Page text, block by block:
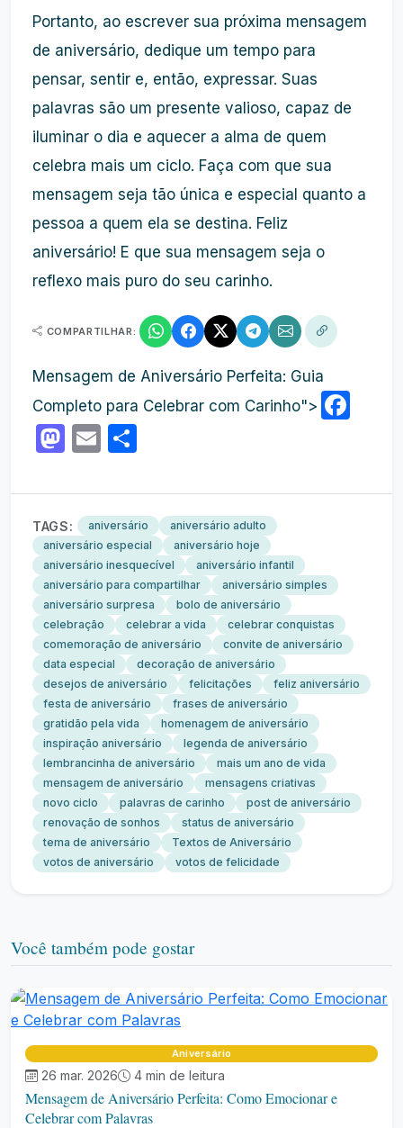
Portanto, ao escrever sua próxima mensagem
de aniversário, dedique um tempo para
pensar, sentir e, então, expressar. Suas
palavras são um presente valioso, capaz de
iluminar o dia e aquecer a alma de quem
celebra mais um ciclo. Faça com que sua
mensagem seja tão única e especial quanto a
pessoa a quem ela se destina. Feliz
aniversário! E que sua mensagem seja o
reflexo mais puro do seu carinho.
COMPARTILHAR:
Mensagem de Aniversário Perfeita: Guia
Completo para Celebrar com Carinho">
Mastodon
Email
TAGS: aniversário
aniversário adulto
aniversário especial
aniversário hoje
aniversário inesquecível
aniversário infantil
aniversário para compartilhar
aniversário simples
aniversário surpresa
bolo de aniversário
celebração
celebrar a vida
celebrar conquistas
comemoração de aniversário
convite de aniversário
data especial
decoração de aniversário
desejos de aniversário
felicitações
feliz aniversário
festa de aniversário
frases de aniversário
gratidão pela vida
homenagem de aniversário
inspiração aniversário
legenda de aniversário
lembrancinha de aniversário
mais um ano de vida
mensagem de aniversário
mensagens criativas
novo ciclo
palavras de carinho
post de aniversário
renovação de sonhos
status de aniversário
tema de aniversário
Textos de Aniversário
votos de aniversário
votos de felicidade
Você também pode gostar
Aniversário
26 mar. 2026 4 min de leitura
Mensagem de Aniversário Perfeita: Como Emocionar e
Celebrar com Palavras